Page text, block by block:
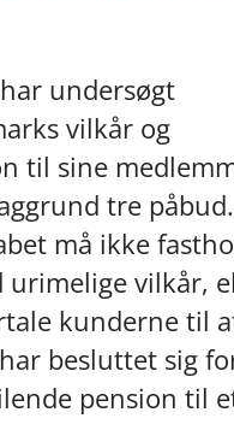
undersøgt
vilkår og
til sine
tre påbud.
må ikke
urimelige vilkår,
kunderne til
besluttet sig
pension til